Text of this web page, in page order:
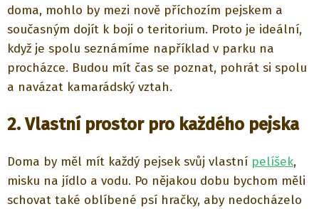
doma, mohlo by mezi nově příchozím pejskem a
současným dojít k boji o teritorium. Proto je ideální,
když je spolu seznámíme například v parku na
procházce. Budou mít čas se poznat, pohrát si spolu
a navázat kamarádský vztah.
2. Vlastní prostor pro každého pejska
Doma by měl mít každý pejsek svůj vlastní pelíšek,
misku na jídlo a vodu. Po nějakou dobu bychom měli
schovat také oblíbené psí hračky, aby nedocházelo